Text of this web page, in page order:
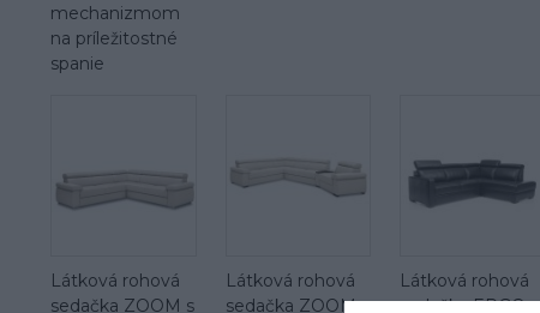
mechanizmom
na príležitostné
spanie
Látková rohová
sedačka ZOOM s
Látková rohová
sedačka ZOOM s
Látková rohová
sedačka ERGO s